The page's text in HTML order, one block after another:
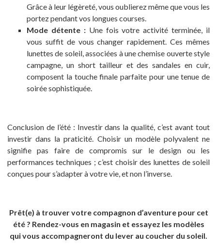
Grâce à leur légèreté, vous oublierez même que vous les
portez pendant vos longues courses.
Mode détente :Une fois votre activité terminée, il
vous suffit de vous changer rapidement. Ces mêmes
lunettes de soleil, associées à une chemise ouverte style
campagne, un short tailleur et des sandales en cuir,
composent la touche finale parfaite pour une tenue de
soirée sophistiquée.
Conclusion de l’été : Investir dans la qualité, c’est avant tout
investir dans la praticité. Choisir un modèle polyvalent ne
signifie pas faire de compromis sur le design ou les
performances techniques ; c’est choisir des lunettes de soleil
conçues pour s’adapter à votre vie, et non l’inverse.
Prêt(e) à trouver votre compagnon d’aventure pour cet
été ? Rendez-vous en magasin et essayez les modèles
qui vous accompagneront du lever au coucher du soleil.